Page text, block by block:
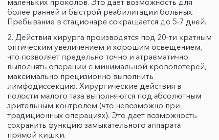
маленьких проколов. Это дает возможность для
более ранней и быстрой реабилитации больных.
Пребывание в стационаре сокращается до 5-7 дней.
Действия хирурга производятся под 20-ти кратным
оптическим увеличением и хорошим освещением,
что позволяет предельно точно и атравматично
выполнять операции с минимальной кровопотерей,
максимально прецизионно выполнить
лимфодиссекцию. Хирургические действия в
полости малого таза выполняются под абсолютным
зрительным контролем (что невозможно при
традиционных операциях). Это дает возможность
сохранить функцию замыкательного аппарата
прямой кишки.